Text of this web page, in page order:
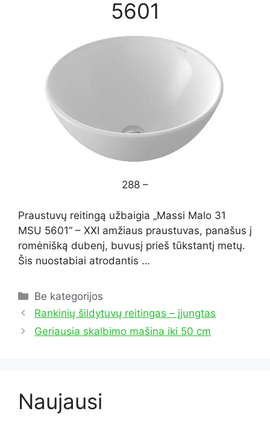
5601
288 –
Praustuvų reitingą užbaigia „Massi Malo 31
MSU 5601“ – XXI amžiaus praustuvas, panašus į
romėnišką dubenį, buvusį prieš tūkstantį metų.
Šis nuostabiai atrodantis …
Kategorijos
Be kategorijos
Rankinių šildytuvų reitingas – įjungtas
Geriausia skalbimo mašina iki 50 cm
Naujausi